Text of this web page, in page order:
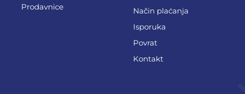
Prodavnice
Način plaćanja
Isporuka
Povrat
Kontakt